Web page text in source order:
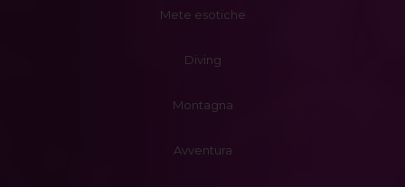
Mete esotiche
Diving
Montagna
Avventura